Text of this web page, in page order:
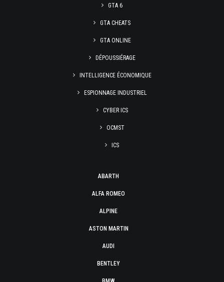
GTA 6
GTA CHEATS
GTA ONLINE
DÉPOUSSIÉRAGE
INTELLIGENCE ÉCONOMIQUE
ESPIONNAGE INDUSTRIEL
CYBER ICS
OCMST
ICS
ABARTH
ALFA ROMEO
ALPINE
ASTON MARTIN
AUDI
BENTLEY